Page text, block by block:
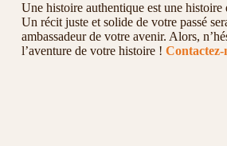
Une histoire authentique est une histoire
Un récit juste et solide de votre passé
ambassadeur de votre avenir. Alors,
l’aventure de votre histoire ! Contactez-